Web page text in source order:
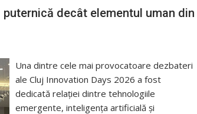
decât elementul uman din
Una dintre cele mai provocatoare dezbateri
ale Cluj Innovation Days 2026 a fost
dedicată relației dintre tehnologiile
emergente, inteligența artificială și